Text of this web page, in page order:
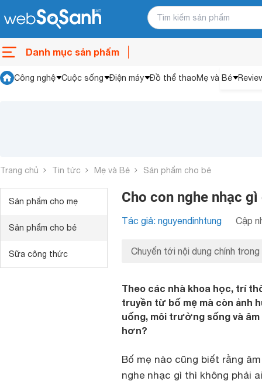
Danh mục sản phẩm
Công nghệ Cuộc sống Điện máy Đồ thể thaoMẹ và Bé
Trang chủ Tin tức Mẹ và Bé Sản phẩm cho bé
Sản phẩm cho mẹ
Sản phẩm cho bé
Sữa công thức
Cho con nghe nhạc
Tác giả: nguyendinhtung Cập
Chuyển tới nội dung chính trong
Theo các nhà khoa học, trí
truyền từ bố mẹ mà còn ảnh
uống, môi trường sống và âm
hơn?
Bố mẹ nào cũng biết rằng
nghe nhạc gì thì không phải